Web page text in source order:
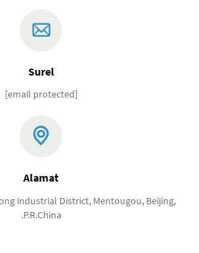
Surel
[email protected]
Alamat
industrial District, Mentougou, Beijing,
.P.R.China